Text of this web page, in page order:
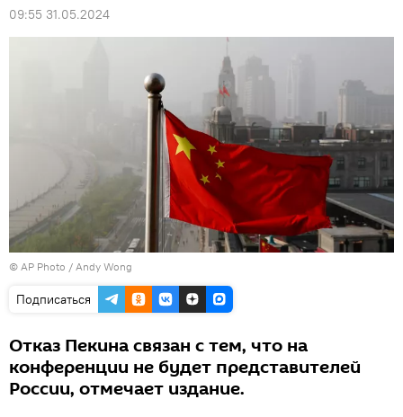
09:55 31.05.2024
© AP Photo / Andy Wong
Подписаться
Отказ Пекина связан с тем, что на
конференции не будет представителей
России, отмечает издание.